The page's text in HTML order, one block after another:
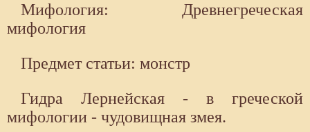
Мифология: Древнегреческая
мифология
Предмет статьи: монстр
Гидра Лернейская - в греческой
мифологии - чудовищная змея.